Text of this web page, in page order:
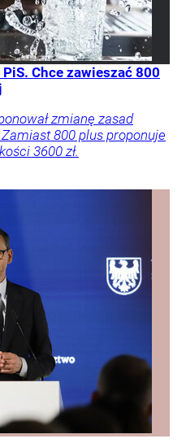
Chce zawieszać 800
zmianę zasad
800 plus proponuje
3600 zł.